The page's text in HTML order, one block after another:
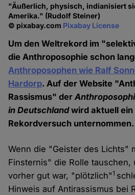
"Äußerlich, physisch, indianisiert
Amerika." (Rudolf Steiner)
© pixabay.com Pixabay License
Um den Weltrekord im
die Anthroposophie schon
Anthroposophen wie Ralf
Hardorp. Auf der Website
Rassismus" der
in Deutschlandwird aktuell
Rekordversuch unternommen.
Wenn die "Geister des Lichts"
Finsternis" die Rolle tauschen,
vorher gut war, "plötzlich"1
Hinweis auf Antirassismus bei